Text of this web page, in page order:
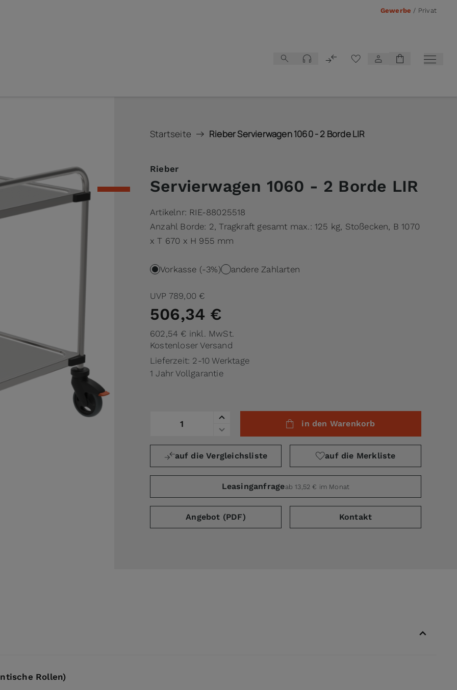
Gewerbe / Privat
image
Startseite Rieber Servierwagen 1060 - 2 Borde LIR
Rieber
Servierwagen 1060 - 2 Borde LIR
Artikelnr: RIE-88025518
Anzahl Borde: 2, Tragkraft gesamt max.: 125 kg, Stoßecken, B 1070
x T 670 x H 955 mm
Vorkasse (-3%) andere Zahlarten
UVP 789,00 €
506,34 €
602,54 € inkl. MwSt.
Kostenloser Versand
Lieferzeit: 2-10 Werktage
1 Jahr Vollgarantie
in den Warenkorb
auf die Vergleichsliste auf die Merkliste
Angebot (PDF)
Leasinganfrageab 13,52 € im Monat
Kontakt
Rollen)